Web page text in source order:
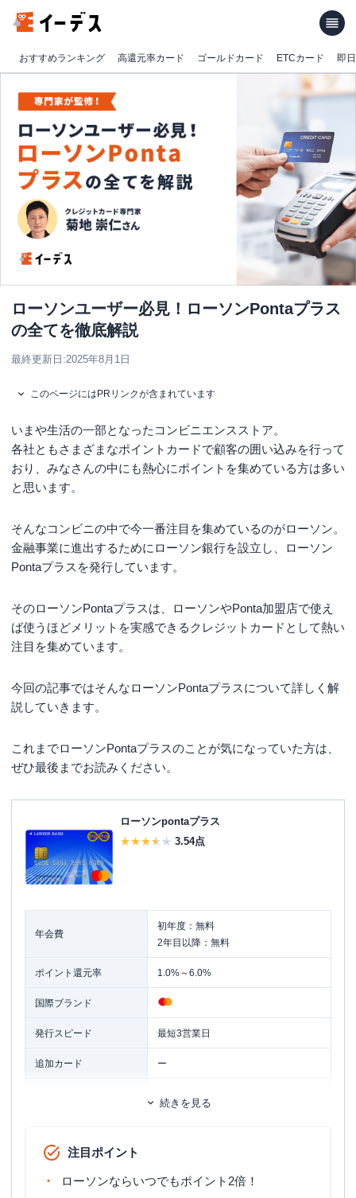
おすすめランキング 高還元率カード ゴールドカード ETCカード 即
ローソンユーザー必見！ローソンPontaプラス
の全てを徹底解説
最終更新日:2025年8月1日
このページにはPRリンクが含まれています
いまや生活の一部となったコンビニエンスストア。
各社ともさまざまなポイントカードで顧客の囲い込みを行って
おり、みなさんの中にも熱心にポイントを集めている方は多い
と思います。
そんなコンビニの中で今一番注目を集めているのがローソン。
金融事業に進出するためにローソン銀行を設立し、ローソン
Pontaプラスを発行しています。
そのローソンPontaプラスは、ローソンやPonta加盟店で使え
ば使うほどメリットを実感できるクレジットカードとして熱い
注目を集めています。
今回の記事ではそんなローソンPontaプラスについて詳しく解
説していきます。
これまでローソンPontaプラスのことが気になっていた方は、
ぜひ最後までお読みください。
ローソンpontaプラス
3.54点
年会費
初年度：無料
2年目以降：無料
ポイント還元率 1.0%～6.0%
国際ブランド
発行スピード 最短3営業日
追加カード ー
旅行傷害保険
ポイント名 Pontaポイント
続きを見る
注目ポイント
ローソンならいつでもポイント2倍！